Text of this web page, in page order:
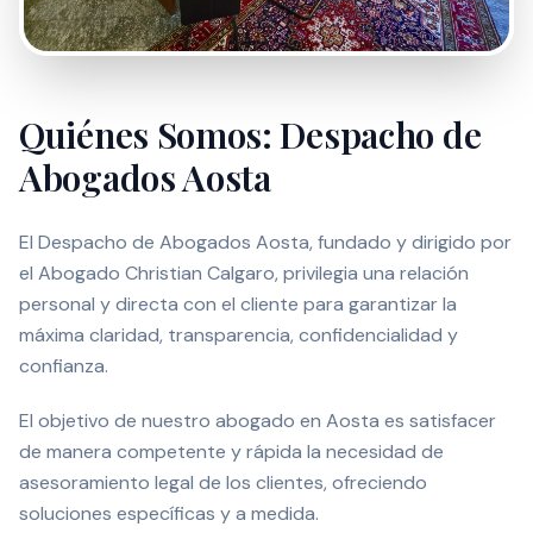
Quiénes Somos: Despacho de
Abogados Aosta
El Despacho de Abogados Aosta, fundado y dirigido por
el Abogado Christian Calgaro, privilegia una relación
personal y directa con el cliente para garantizar la
máxima claridad, transparencia, confidencialidad y
confianza.
El objetivo de nuestro abogado en Aosta es satisfacer
de manera competente y rápida la necesidad de
asesoramiento legal de los clientes, ofreciendo
soluciones específicas y a medida.